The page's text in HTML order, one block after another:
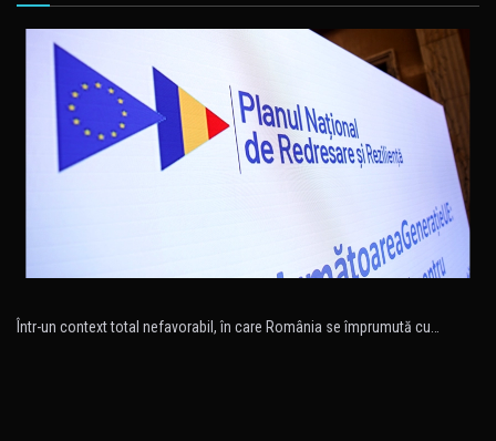
Într-un context total nefavorabil, în care România se împrumută cu…